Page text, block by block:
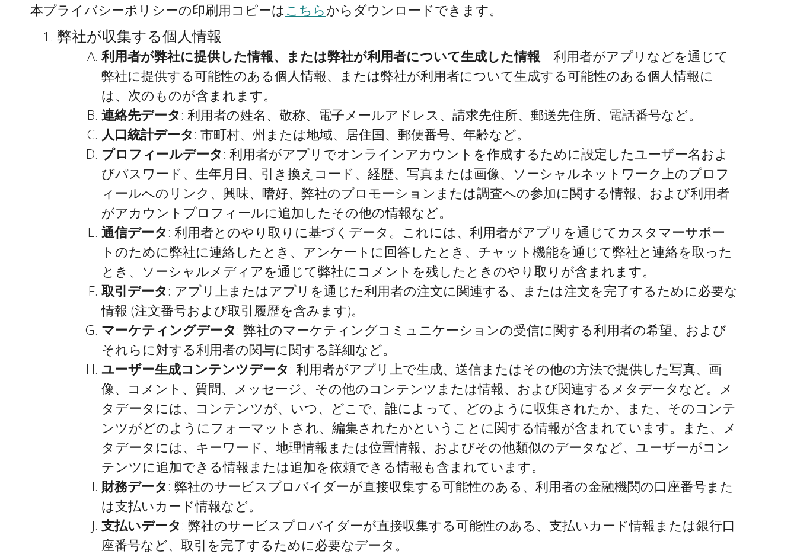
本プライバシーポリシーの印刷用コピーはこちらからダウンロードできます。
弊社が収集する個人情報
利用者が弊社に提供した情報、または弊社が利用者について生成した情報 利用者がアプリなどを通じて
弊社に提供する可能性のある個人情報、または弊社が利用者について生成する可能性のある個人情報に
は、次のものが含まれます。
連絡先データ : 利用者の姓名、敬称、電子メールアドレス、請求先住所、郵送先住所、電話番号など。
人口統計データ : 市町村、州または地域、居住国、郵便番号、年齢など。
プロフィールデータ : 利用者がアプリでオンラインアカウントを作成するために設定したユーザー名およ
びパスワード、生年月日、引き換えコード、経歴、写真または画像、ソーシャルネットワーク上のプロフ
ィールへのリンク、興味、嗜好、弊社のプロモーションまたは調査への参加に関する情報、および利用者
がアカウントプロフィールに追加したその他の情報など。
通信データ : 利用者とのやり取りに基づくデータ。これには、利用者がアプリを通じてカスタマーサポー
トのために弊社に連絡したとき、アンケートに回答したとき、チャット機能を通じて弊社と連絡を取った
とき、ソーシャルメディアを通じて弊社にコメントを残したときのやり取りが含まれます。
取引データ : アプリ上またはアプリを通じた利用者の注文に関連する、または注文を完了するために必要な
情報 (注文番号および取引履歴を含みます)。
マーケティングデータ : 弊社のマーケティングコミュニケーションの受信に関する利用者の希望、および
それらに対する利用者の関与に関する詳細など。
ユーザー生成コンテンツデータ : 利用者がアプリ上で生成、送信またはその他の方法で提供した写真、画
像、コメント、質問、メッセージ、その他のコンテンツまたは情報、および関連するメタデータなど。メ
タデータには、コンテンツが、いつ、どこで、誰によって、どのように収集されたか、また、そのコンテ
ンツがどのようにフォーマットされ、編集されたかということに関する情報が含まれています。また、メ
タデータには、キーワード、地理情報または位置情報、およびその他類似のデータなど、ユーザーがコン
テンツに追加できる情報または追加を依頼できる情報も含まれています。
財務データ : 弊社のサービスプロバイダーが直接収集する可能性のある、利用者の金融機関の口座番号また
は支払いカード情報など。
支払いデータ : 弊社のサービスプロバイダーが直接収集する可能性のある、支払いカード情報または銀行口
座番号など、取引を完了するために必要なデータ。